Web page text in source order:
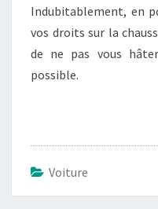
Indubitablement, en
vos droits sur la
de ne pas vous
possible.
Voiture